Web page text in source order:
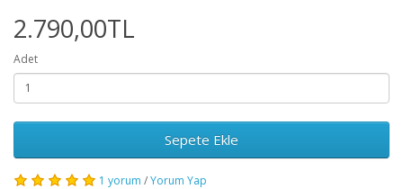
2.790,00TL
Adet
Sepete Ekle
1 yorum /Yorum Yap